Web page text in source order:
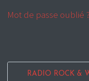
Mot de passe oublié ?
RADIO ROCK &